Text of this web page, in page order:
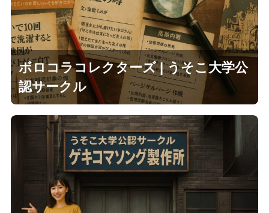
ボロコラコレクターズ | うそこ大学公
認サークル